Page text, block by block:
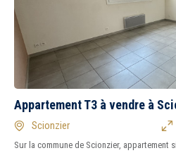
Appartement T3 à vendre à
Scionzier
Sur la commune de Scionzier, appartement